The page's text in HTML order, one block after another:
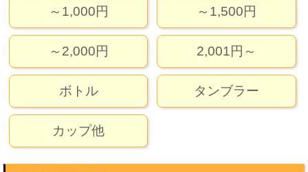
～1,000円
～2,000円
ボトル
カップ他
～1,500円
2,001円～
タンブラー